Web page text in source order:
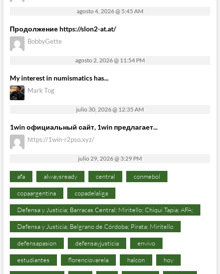
agosto 4, 2026 @ 5:45 AM
Продолжение https://slon2-at.at/
BobbyGette
agosto 2, 2026 @ 11:54 PM
My interest in numismatics has...
Mark Tog
julio 30, 2026 @ 12:35 AM
1win официальный сайт, 1win предлагает...
https://1win-r2pso.xyz/
julio 29, 2026 @ 3:29 PM
afa alwaysready central conmebol
copaargentina copadelaliga
Defensa y Justicia; Barracas Central; Miritello; Chiqui Tapia; AFA;
Defensa y Justicia; Belgrano de Córdoba; Pirata; Miritello
defensapasion defensayjusticia envivo
estudiantes florenciovarela halcon hoy